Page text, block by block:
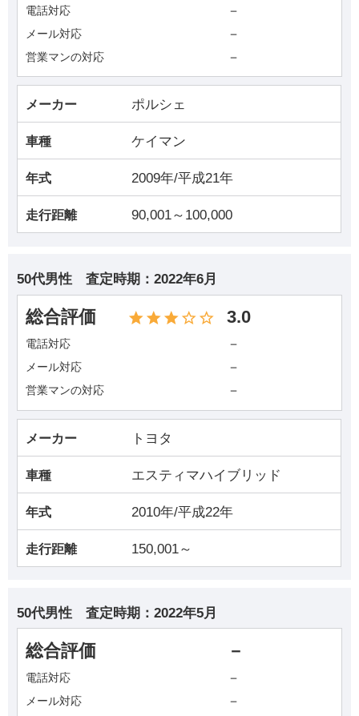
電話対応 －
メール対応 －
営業マンの対応 －
メーカー ポルシェ
車種 ケイマン
年式 2009年/平成21年
走行距離 90,001～100,000
50代男性 査定時期： 2022年6月
総合評価 3.0
電話対応 －
メール対応 －
営業マンの対応 －
メーカー トヨタ
車種 エスティマハイブリッド
年式 2010年/平成22年
走行距離 150,001～
50代男性 査定時期： 2022年5月
総合評価 －
電話対応 －
メール対応 －